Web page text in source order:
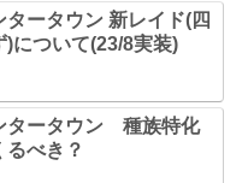
タータウン 新レイド(四
)について(23/8実装)
タータウン 種族特化
るべき？